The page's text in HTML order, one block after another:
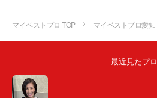
マイベストプロ TOP マイベストプロ愛知
最近見たプロ